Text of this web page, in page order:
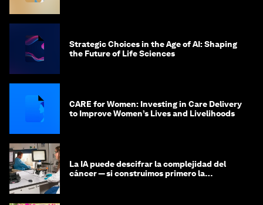
Strategic Choices in the Age of AI: Shaping
the Future of Life Sciences
CARE for Women: Investing in Care Delivery
to Improve Women’s Lives and Livelihoods
La IA puede descifrar la complejidad del
cáncer — si construimos primero la